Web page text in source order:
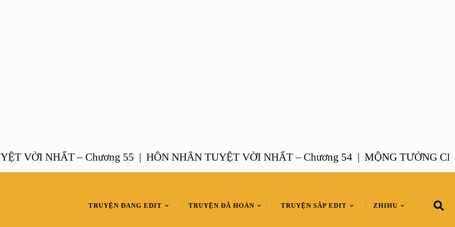
VỜI NHẤT – Chương 55 |HÔN NHÂN TUYỆT VỜI NHẤT – Chương 54 |MỘNG TƯỞNG
TRUYỆN ĐANG EDIT TRUYỆN ĐÃ HOÀN TRUYỆN SẮP EDIT ZHIHU